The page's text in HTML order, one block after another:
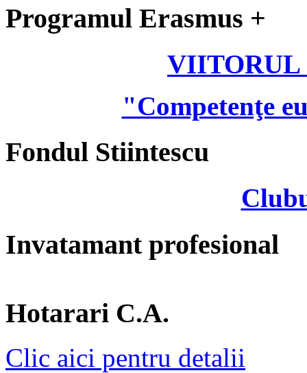
Programul Erasmus +
VIITORUL
"Competenţe
Fondul Stiintescu
Invatamant profesional
Hotarari C.A.
Clic aici pentru detalii